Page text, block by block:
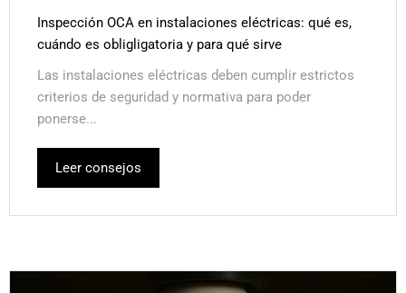
Inspección OCA en instalaciones eléctricas: qué es,
cuándo es obligligatoria y para qué sirve
Las instalaciones eléctricas deben cumplir estrictos
criterios de seguridad y normativa para poder
ponerse...
Leer consejos